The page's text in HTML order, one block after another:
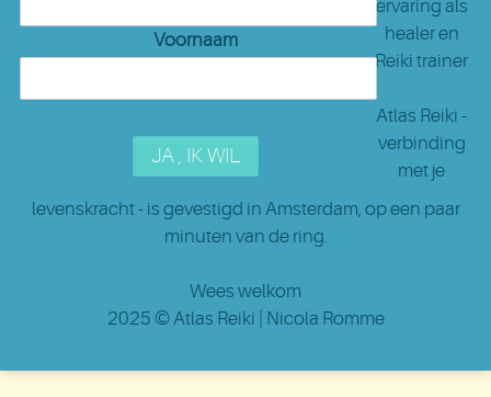
Voornaam
ervaring als
healer en
Reiki trainer
Atlas Reiki -
verbinding
met je
levenskracht - is gevestigd in Amsterdam, op een paar
minuten van de ring.
Wees welkom
2025 ©Atlas Reiki | Nicola Romme